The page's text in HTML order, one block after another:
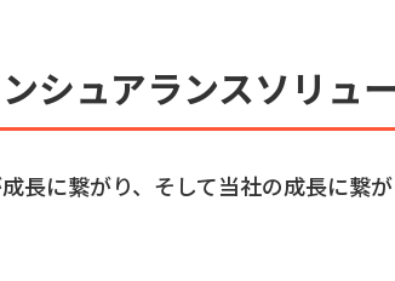
シュアランスソリュ
長に繋がり、そして当社の成長に繋